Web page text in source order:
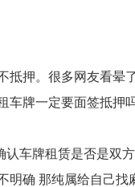
押。很多网友看晕
车牌一定要面签抵押
车牌租赁是否是双
确 那纯属给自己找